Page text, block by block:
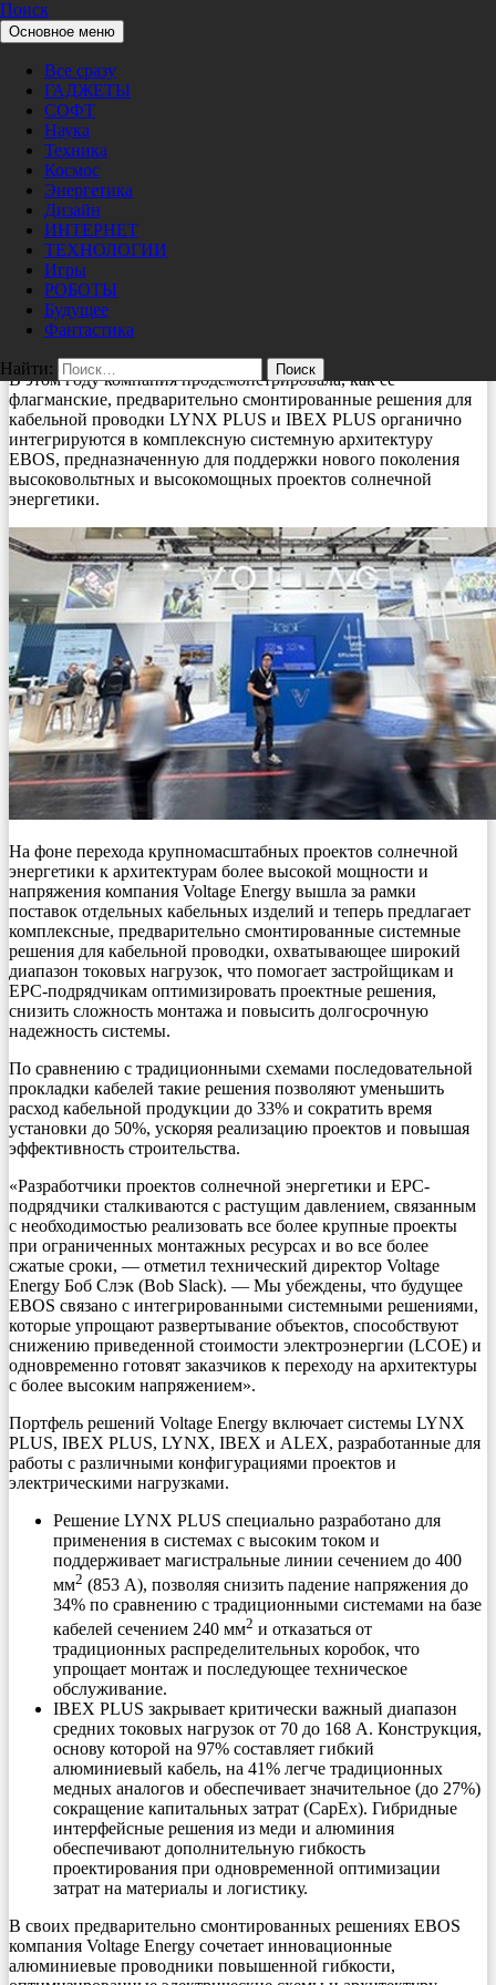
Перейти к содержимому
Pro/Hi-Tech
Поиск
Основное меню
Все сразу
ГАДЖЕТЫ
СОФТ
Наука
Техника
Космос
Энергетика
Дизайн
ИНТЕРНЕТ
ТЕХНОЛОГИИ
Игры
РОБОТЫ
Будущее
Фантастика
Найти:
ТЕХНОЛОГИИ
Voltage Energy демонстрирует
предварительно смонтированные
решения для кабельной проводки на
выставке Intersolar Europe 2026
06/25/2026 nat
С 23 по 25 июня компания Voltage Energy Group («Voltage
Energy»), ведущий мировой поставщик решений в области
электрической инфраструктуры солнечных электростанций
(Electrical Balance of System, EBOS) для крупномасштабных
проектов солнечной энергетики, представила свои системные
решения EBOS на выставке Intersolar Europe 2026 в Мюнхене.
В этом году компания продемонстрировала, как ее
флагманские, предварительно смонтированные решения для
кабельной проводки LYNX PLUS и IBEX PLUS органично
интегрируются в комплексную системную архитектуру
EBOS, предназначенную для поддержки нового поколения
высоковольтных и высокомощных проектов солнечной
энергетики.
На фоне перехода крупномасштабных проектов солнечной
энергетики к архитектурам более высокой мощности и
напряжения компания Voltage Energy вышла за рамки
поставок отдельных кабельных изделий и теперь предлагает
комплексные, предварительно смонтированные системные
решения для кабельной проводки, охватывающее широкий
диапазон токовых нагрузок, что помогает застройщикам и
EPC-подрядчикам оптимизировать проектные решения,
снизить сложность монтажа и повысить долгосрочную
надежность системы.
По сравнению с традиционными схемами последовательной
прокладки кабелей такие решения позволяют уменьшить
расход кабельной продукции до 33% и сократить время
установки до 50%, ускоряя реализацию проектов и повышая
эффективность строительства.
«Разработчики проектов солнечной энергетики и EPC-
подрядчики сталкиваются с растущим давлением, связанным
с необходимостью реализовать все более крупные проекты
при ограниченных монтажных ресурсах и во все более
сжатые сроки, — отметил технический директор Voltage
Energy Боб Слэк (Bob Slack). — Мы убеждены, что будущее
EBOS связано с интегрированными системными решениями,
которые упрощают развертывание объектов, способствуют
снижению приведенной стоимости электроэнергии (LCOE) и
одновременно готовят заказчиков к переходу на архитектуры
с более высоким напряжением».
Портфель решений Voltage Energy включает системы LYNX
PLUS, IBEX PLUS, LYNX, IBEX и ALEX, разработанные для
работы с различными конфигурациями проектов и
электрическими нагрузками.
Решение LYNX PLUS специально разработано для
применения в системах с высоким током и
поддерживает магистральные линии сечением до 400
мм2 (853 А), позволяя снизить падение напряжения до
34% по сравнению с традиционными системами на базе
кабелей сечением 240 мм2 и отказаться от
традиционных распределительных коробок, что
упрощает монтаж и последующее техническое
обслуживание.
IBEX PLUS закрывает критически важный диапазон
средних токовых нагрузок от 70 до 168 A. Конструкция,
основу которой на 97% составляет гибкий
алюминиевый кабель, на 41% легче традиционных
медных аналогов и обеспечивает значительное (до 27%)
сокращение капитальных затрат (CapEx). Гибридные
интерфейсные решения из меди и алюминия
обеспечивают дополнительную гибкость
проектирования при одновременной оптимизации
затрат на материалы и логистику.
В своих предварительно смонтированных решениях EBOS
компания Voltage Energy сочетает инновационные
алюминиевые проводники повышенной гибкости,